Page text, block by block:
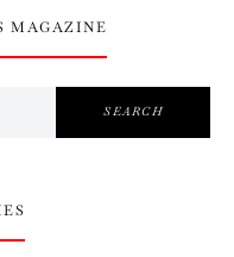
MAGAZINE
SEARCH